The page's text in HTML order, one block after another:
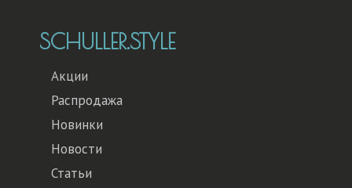
SCHULLER.STYLE
Акции
Распродажа
Новинки
Новости
Статьи